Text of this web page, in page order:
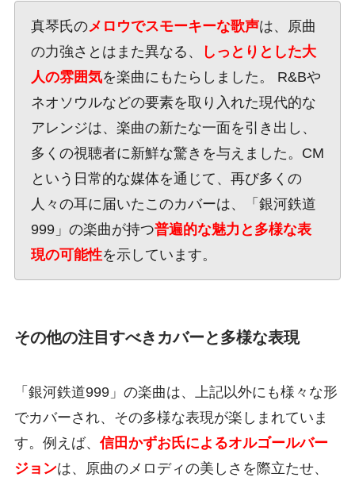
真琴氏のメロウでスモーキーな歌声は、原曲
の力強さとはまた異なる、
しっとりとした大
人の雰囲気を楽曲にもたらしました。 R&Bや
ネオソウルなどの要素を取り入れた現代的な
アレンジは、楽曲の新たな一面を引き出し、
多くの視聴者に新鮮な驚きを与えました。CM
という日常的な媒体を通じて、再び多くの
人々の耳に届いたこのカバーは、「銀河鉄道
999」の楽曲が持つ普遍的な魅力と多様な表
現の可能性を示しています。
その他の注目すべきカバーと多様な表現
「銀河鉄道999」の楽曲は、上記以外にも様々な形
でカバーされ、その多様な表現が楽しまれていま
す。例えば、 信田かずお氏によるオルゴールバー
ジョンは、原曲のメロディの美しさを際立たせ、